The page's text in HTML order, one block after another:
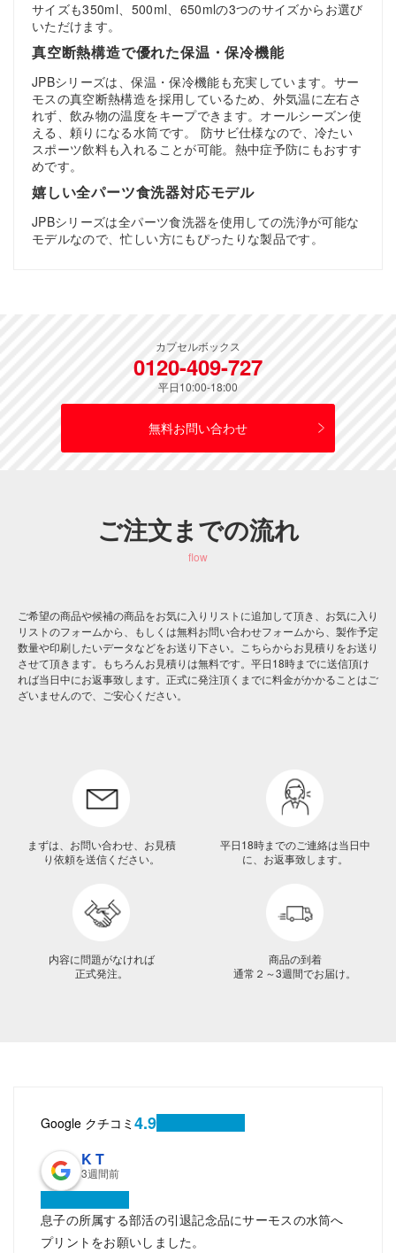
サイズも350ml、500ml、650mlの3つのサイズからお選び
いただけます。
真空断熱構造で優れた保温・保冷機能
JPBシリーズは、保温・保冷機能も充実しています。サー
モスの真空断熱構造を採用しているため、外気温に左右さ
れず、飲み物の温度をキープできます。オールシーズン使
える、頼りになる水筒です。 防サビ仕様なので、冷たい
スポーツ飲料も入れることが可能。熱中症予防にもおすす
めです。
嬉しい全パーツ食洗器対応モデル
JPBシリーズは全パーツ食洗器を使用しての洗浄が可能な
モデルなので、忙しい方にもぴったりな製品です。
カプセルボックス
0120-409-727
平日10:00-18:00
無料お問い合わせ
ご注文までの流れ
flow
ご希望の商品や候補の商品をお気に入りリストに追加して頂き、お気に入り
リストのフォームから、もしくは無料お問い合わせフォームから、製作予定
数量や印刷したいデータなどをお送り下さい。こちらからお見積りをお送り
させて頂きます。もちろんお見積りは無料です。平日18時までに送信頂け
れば当日中にお返事致します。正式に発注頂くまでに料金がかかることはご
ざいませんので、ご安心ください。
まずは、お問い合わせ、お見積
り依頼を送信ください。
平日18時までのご連絡は当日中
に、お返事致します。
内容に問題がなければ
正式発注。
商品の到着
通常２～3週間でお届け。
Google クチコミ 4.9
K T
3週間前
息子の所属する部活の引退記念品にサーモスの水筒へ
プリントをお願いしました。